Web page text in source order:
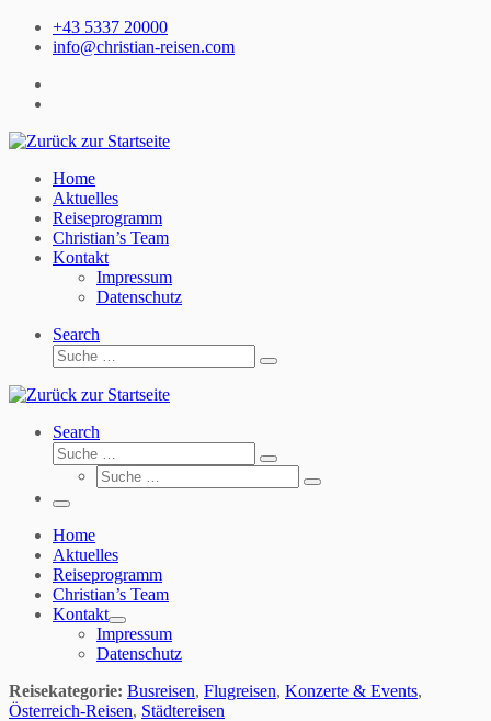
Zum
Inhalt
+43 5337 20000
info@christian-reisen.com
Home
Aktuelles
Reiseprogramm
Christian’s Team
Kontakt
Impressum
Datenschutz
Search
Suche
Suche
Search
Suche
Suche
Suche
Suche
Menü
Home
Aktuelles
Reiseprogramm
Christian’s Team
Kontakt
Impressum
Datenschutz
Reisekategorie: Busreisen, Flugreisen, Konzerte & Events,
Österreich-Reisen, Städtereisen